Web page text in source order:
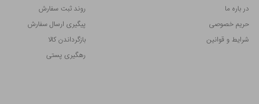
در باره ما
حریم خصوصی
شرایط و قوانین
روند ثبت سفارش
پیگیری ارسال سفارش
بازگرداندن کالا
رهگیری پستی